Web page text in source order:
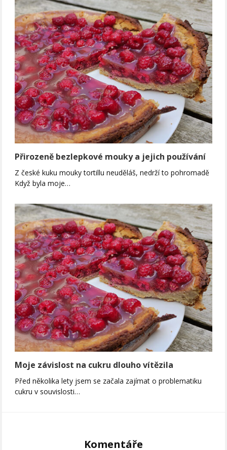
Přirozeně bezlepkové mouky a jejich používání
Z české kuku mouky tortillu neuděláš, nedrží to pohromadě
Když byla moje…
Moje závislost na cukru dlouho vítězila
Před několika lety jsem se začala zajímat o problematiku
cukru v souvislosti…
Komentáře